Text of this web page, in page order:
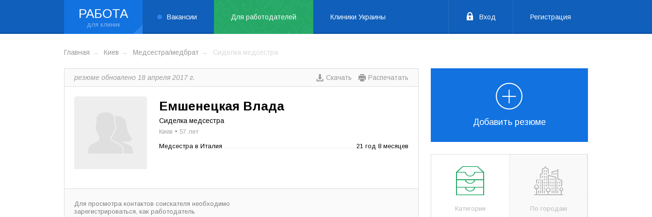
РАБОТА Вакансии Для работодателей Клиники Украины Вход Регистрация
Главная Киев Медсестра/медбрат Сиделка медсестра
резюме обновлено 18 апреля 2017 г. Скачать Распечатать
Емшенецкая Влада
Сиделка медсестра
Киев • 57 лет
Медсестра в Италия
21 год 8 месяцев
Для просмотра контактов соискателя необходимо
зарегистрироваться, как работодатель
Добавить резюме
Категории По городам